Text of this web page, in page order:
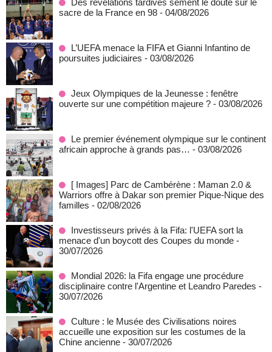
Des révélations tardives sèment le doute sur le
sacre de la France en 98 - 04/08/2026
L’UEFA menace la FIFA et Gianni Infantino de
poursuites judiciaires - 03/08/2026
Jeux Olympiques de la Jeunesse : fenêtre
ouverte sur une compétition majeure ? - 03/08/2026
Le premier événement olympique sur le continent
africain approche à grands pas… - 03/08/2026
[ Images] Parc de Cambérène : Maman 2.0 &
Warriors offre à Dakar son premier Pique-Nique des
familles - 02/08/2026
Investisseurs privés à la Fifa: l'UEFA sort la
menace d'un boycott des Coupes du monde -
30/07/2026
Mondial 2026: la Fifa engage une procédure
disciplinaire contre l'Argentine et Leandro Paredes -
30/07/2026
Culture : le Musée des Civilisations noires
accueille une exposition sur les costumes de la
Chine ancienne - 30/07/2026